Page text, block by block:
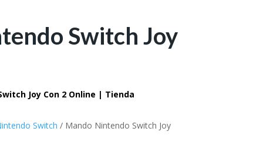
Switch Joy
Joy Con 2 Online | Tienda
Switch / Mando Nintendo Switch Joy